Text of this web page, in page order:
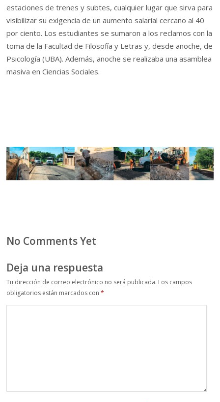
estaciones de trenes y subtes, cualquier lugar que sirva para
visibilizar su exigencia de un aumento salarial cercano al 40
por ciento. Los estudiantes se sumaron a los reclamos con la
toma de la Facultad de Filosofía y Letras y, desde anoche, de
Psicología (UBA). Además, anoche se realizaba una asamblea
masiva en Ciencias Sociales.
No Comments Yet
Deja una respuesta
Tu dirección de correo electrónico no será publicada. Los campos
obligatorios están marcados con*